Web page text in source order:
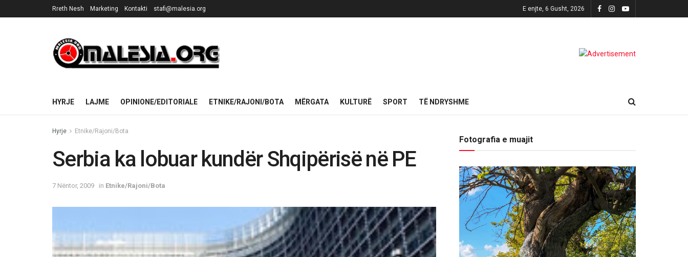
Rreth Nesh Marketing Kontakti stafi@malesia.org E enjte, 6 Gusht, 2026
HYRJE LAJME OPINIONE/EDITORIALE ETNIKE/RAJONI/BOTA MËRGATA KULTURË SPORT TË NDRYSHME
Hyrje Etnike/Rajoni/Bota
Serbia ka lobuar kundër Shqipërisë në PE
7 Nëntor, 2009 in Etnike/Rajoni/Bota
Fotografia e muajit